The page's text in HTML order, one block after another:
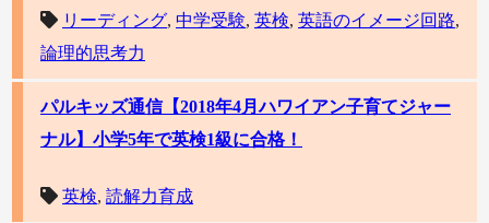
リーディング, 中学受験, 英検, 英語のイメージ回路,
論理的思考力
パルキッズ通信【2018年4月ハワイアン子育てジャー
ナル】小学5年で英検1級に合格！
英検, 読解力育成